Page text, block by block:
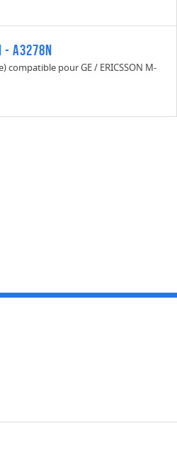
- A3278N
compatible pour GE / ERICSSON M-